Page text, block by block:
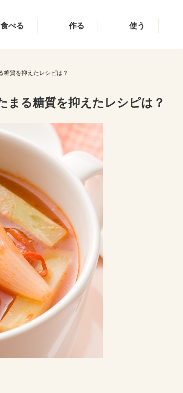
食べる 作る 使う
糖質を抑えたレシピは？
まる糖質を抑えたレシピは？